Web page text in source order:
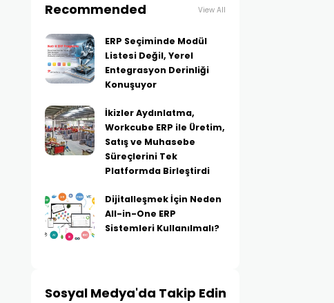
Recommended View All
ERP Seçiminde Modül
Listesi Değil, Yerel
Entegrasyon Derinliği
Konuşuyor
İkizler Aydınlatma,
Workcube ERP ile Üretim,
Satış ve Muhasebe
Süreçlerini Tek
Platformda Birleştirdi
Dijitalleşmek İçin Neden
All-in-One ERP
Sistemleri Kullanılmalı?
Sosyal Medya'da Takip Edin